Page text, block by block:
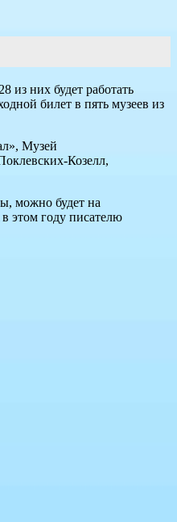
из них будет работать
билет в пять музеев из
Музей
Козелл,
можно будет на
этом году писателю